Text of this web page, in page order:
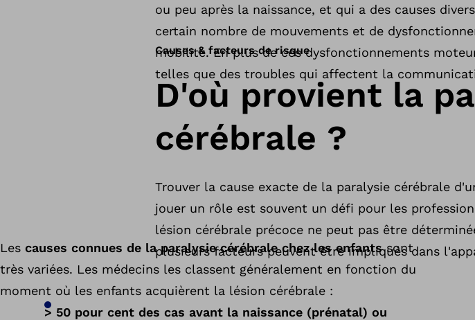
ou peu après la naissance, et qui a des causes
certain nombre de mouvements et de
mobilité. En plus de ces dysfonctionnements
telles que des troubles qui affectent la
Causes & facteurs de risque
D'où provient la
cérébrale ?
Trouver la cause exacte de la paralysie cérébrale
jouer un rôle est souvent un défi pour les
lésion cérébrale précoce ne peut pas être
plusieurs facteurs peuvent être impliqués dans
Les causes connues de la paralysie cérébrale chez les enfantssont
très variées. Les médecins les classent généralement en fonction du
moment où les enfants acquièrent la lésion cérébrale :
> 50 pour cent des cas avant la naissance (prénatal) ou